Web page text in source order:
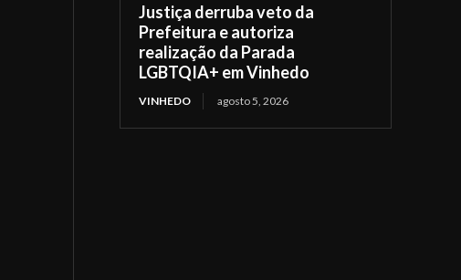
Justiça derruba veto da
Prefeitura e autoriza
realização da Parada
LGBTQIA+ em Vinhedo
VINHEDO agosto 5, 2026